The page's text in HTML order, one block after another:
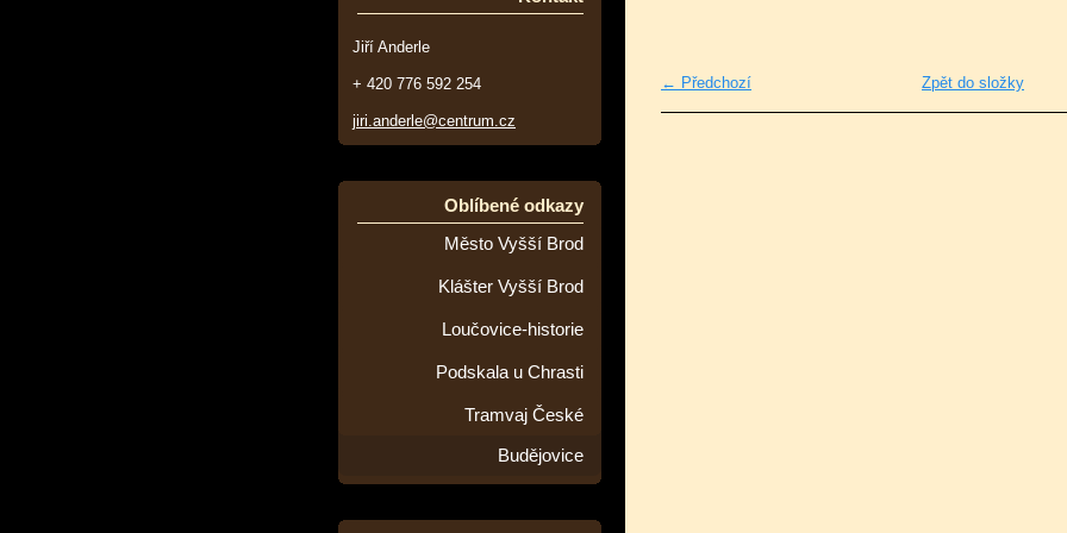
← Předchozí Zpět do složky
Jiří Anderle
+ 420 776 592 254
jiri.anderle@centrum.cz
Oblíbené odkazy
Město Vyšší Brod
Klášter Vyšší Brod
Loučovice-historie
Podskala u Chrasti
Tramvaj České
Budějovice